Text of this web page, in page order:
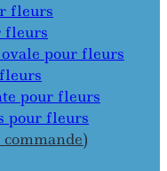
fleurs
fleurs
ovale pour fleurs
pour fleurs
pour fleurs